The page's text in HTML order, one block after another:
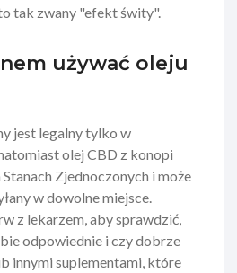
tak zwany "efekt świty".
używać oleju
jest legalny tylko w
olej CBD z konopi
Stanach Zjednoczonych i może
w dowolne miejsce.
z lekarzem, aby sprawdzić,
odpowiednie i czy dobrze
innymi suplementami, które